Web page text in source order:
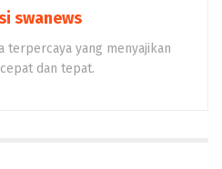
swanews
terpercaya yang menyajikan
dan tepat.